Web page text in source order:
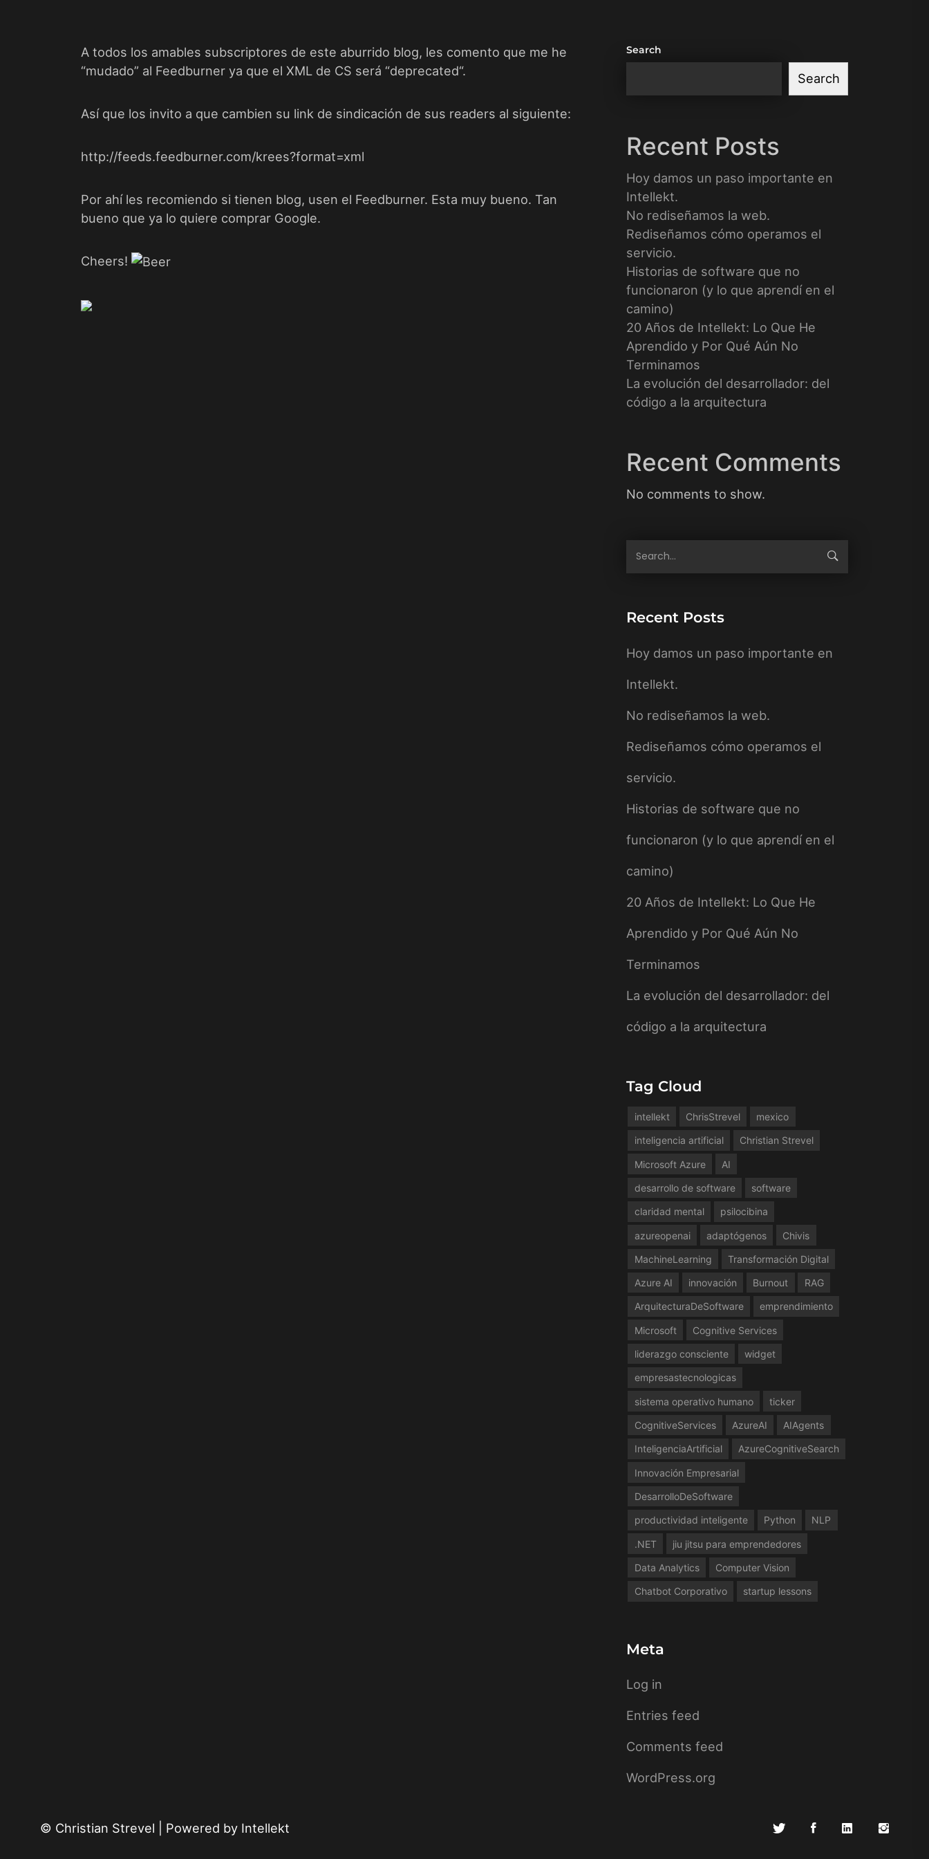
A todos los amables subscriptores de este aburrido blog, les comento que me he
“mudado” al Feedburner ya que el XML de CS será “deprecated“.
Así que los invito a que cambien su link de sindicación de sus readers al siguiente:
http://feeds.feedburner.com/krees?format=xml
Por ahí les recomiendo si tienen blog, usen el Feedburner. Esta muy bueno. Tan
bueno que ya lo quiere comprar Google.
Cheers!
Search
Search
Recent Posts
Hoy damos un paso importante en
Intellekt.
No rediseñamos la web.
Rediseñamos cómo operamos el
servicio.
Historias de software que no
funcionaron (y lo que aprendí en el
camino)
20 Años de Intellekt: Lo Que He
Aprendido y Por Qué Aún No
Terminamos
La evolución del desarrollador: del
código a la arquitectura
Recent Comments
No comments to show.
Recent Posts
Hoy damos un paso importante en
Intellekt.
No rediseñamos la web.
Rediseñamos cómo operamos el
servicio.
Historias de software que no
funcionaron (y lo que aprendí en el
camino)
20 Años de Intellekt: Lo Que He
Aprendido y Por Qué Aún No
Terminamos
La evolución del desarrollador: del
código a la arquitectura
Tag Cloud
intellekt ChrisStrevel mexico
inteligencia artificial Christian Strevel
Microsoft Azure AI
desarrollo de software software
claridad mental psilocibina
azureopenai adaptógenos Chivis
MachineLearning Transformación Digital
Azure AI innovación Burnout RAG
ArquitecturaDeSoftware emprendimiento
Microsoft Cognitive Services
liderazgo consciente widget
empresastecnologicas
sistema operativo humano ticker
CognitiveServices AzureAI AIAgents
InteligenciaArtificial AzureCognitiveSearch
Innovación Empresarial
DesarrolloDeSoftware
productividad inteligente Python NLP
.NET jiu jitsu para emprendedores
Data Analytics Computer Vision
Chatbot Corporativo startup lessons
Meta
Log in
Entries feed
Comments feed
WordPress.org
© Christian Strevel | Powered by Intellekt